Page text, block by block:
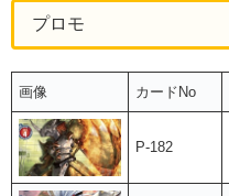
プロモ
画像 カードNo
P-182